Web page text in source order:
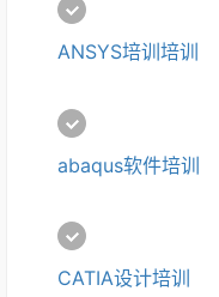
ANSYS培训培训
abaqus软件培训
CATIA设计培训